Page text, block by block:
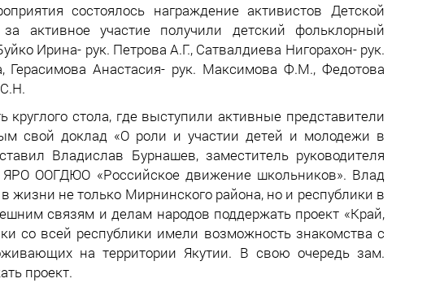
состоялось награждение активистов Детской
активное участие получили детский фольклорный
Ирина- рук. Петрова А.Г., Сатвалдиева Нигорахон- рук.
Герасимова Анастасия- рук. Максимова Ф.М., Федотова
стола, где выступили активные представители
свой доклад «О роли и участии детей и молодежи в
Владислав Бурнашев, заместитель руководителя
ЯРО ООГДЮО «Российское движение школьников». Влад
жизни не только Мирнинского района, но и республики в
связям и делам народов поддержать проект «Край,
со всей республики имели возможность знакомства с
на территории Якутии. В свою очередь зам.
проект.